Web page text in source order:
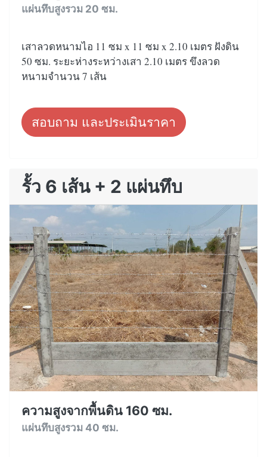
แผ่นทึบสูงรวม 20 ซม.
เสาลวดหนามไอ 11 ซม x 11 ซม x 2.10 เมตร ฝังดิน
50 ซม. ระยะห่างระหว่างเสา 2.10 เมตร ขึงลวด
หนามจำนวน 7 เส้น
สอบถาม และประเมินราคา
รั้ว 6 เส้น + 2 แผ่นทึบ
ความสูงจากพื้นดิน 160 ซม.
แผ่นทึบสูงรวม 40 ซม.